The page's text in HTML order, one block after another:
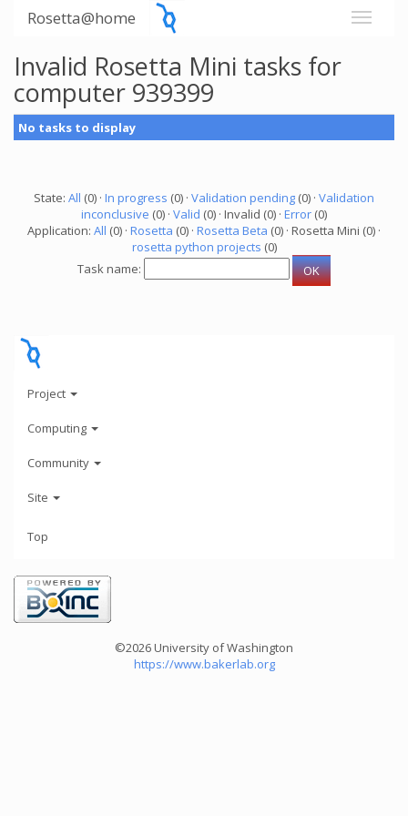
Rosetta@home
Invalid Rosetta Mini tasks for
computer 939399
No tasks to display
State: All (0) · In progress (0) · Validation pending (0) · Validation
inconclusive (0) · Valid (0) · Invalid (0) · Error (0)
Application: All (0) · Rosetta (0) · Rosetta Beta (0) · Rosetta Mini (0) ·
rosetta python projects (0)
Task name:
Project
Computing
Community
Site
Top
©2026 University of Washington
https://www.bakerlab.org